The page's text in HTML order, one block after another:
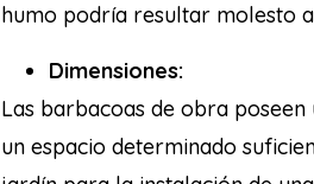
humo podría resultar molesto
Dimensiones:
Las barbacoas de obra
un espacio determinado